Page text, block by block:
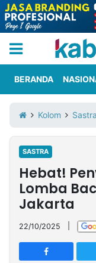
Iklan
Berita
Kami
Nasional
International
Olahraga
Entertainment
Daerah
Pariwisata
Kuliner
Kolom
Network
PT
TREETAN
BERANDA
Kolom Sastra
SASTRA
Hebat!
Lomba
Jakarta
22/10/2025